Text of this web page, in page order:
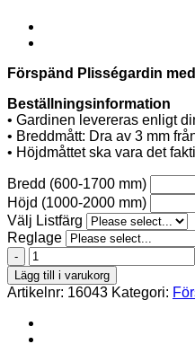
Förspänd Plisségardin
Beställningsinformation
• Gardinen levereras enligt
• Breddmått: Dra av 3 mm
• Höjdmåttet ska vara det
Bredd (600-1700 mm)
Höjd (1000-2000 mm)
Välj Listfärg
Reglage
IVREA
BO
-763-
01
Förspänd
handtag
Lägg till i varukorg
Artikelnr: 16043 Kategori: